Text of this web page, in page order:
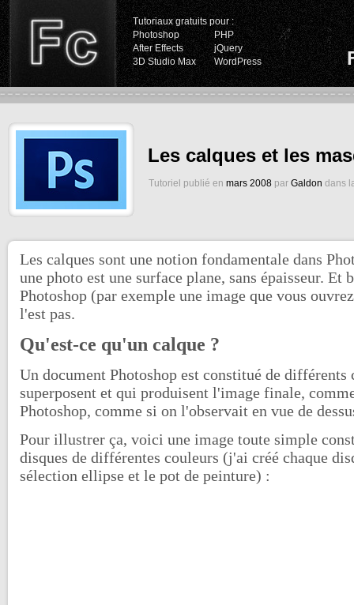
Tutoriaux gratuits pour :
Photoshop
PHP
After Effects
jQuery
3D Studio Max
WordPress
Les calques et les
Tutoriel publié en mars 2008 par Galdon dans
Les calques sont une notion fondamentale dans
une photo est une surface plane, sans épaisseur. Et
Photoshop (par exemple une image que vous
l'est pas.
Qu'est-ce qu'un calque ?
Un document Photoshop est constitué de différents
superposent et qui produisent l'image finale,
Photoshop, comme si on l'observait en vue de
Pour illustrer ça, voici une image toute simple
disques de différentes couleurs (j'ai créé chaque
sélection ellipse et le pot de peinture) :